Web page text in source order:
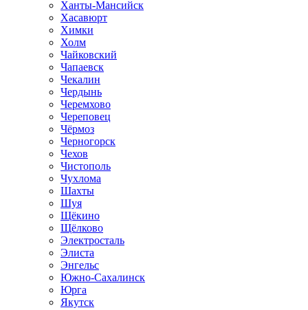
Ханты-Мансийск
Хасавюрт
Химки
Холм
Чайковский
Чапаевск
Чекалин
Чердынь
Черемхово
Череповец
Чёрмоз
Черногорск
Чехов
Чистополь
Чухлома
Шахты
Шуя
Щёкино
Щёлково
Электросталь
Элиста
Энгельс
Южно-Сахалинск
Юрга
Якутск